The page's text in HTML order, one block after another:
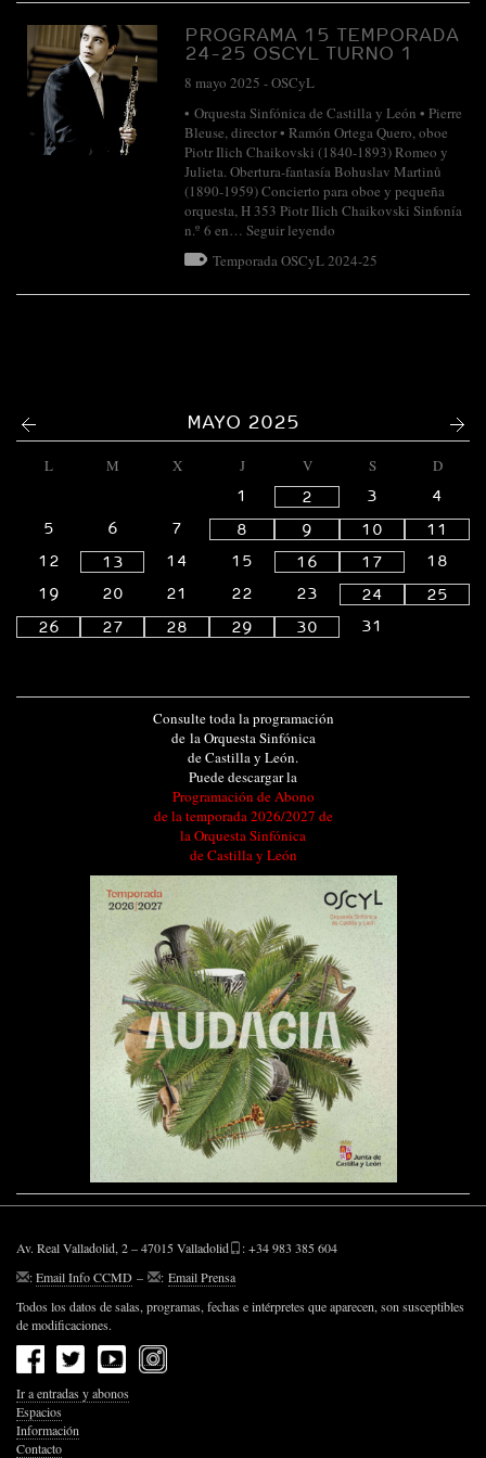
PROGRAMA 15 TEMPORADA
24-25 OSCYL TURNO 1
8 mayo 2025 -OSCyL
• Orquesta Sinfónica de Castilla y León • Pierre
Bleuse, director • Ramón Ortega Quero, oboe
Piotr Ilich Chaikovski (1840-1893) Romeo y
Julieta. Obertura-fantasía Bohuslav Martinů
(1890-1959) Concierto para oboe y pequeña
orquesta, H 353 Piotr Ilich Chaikovski Sinfonía
n.º 6 en… Seguir leyendo
Temporada OSCyL 2024-25
MAYO 2025
L M X J V S
D
1
2 3
4
5
6 7 8 9 10
11
12
13 14 15 16 17
18
19
20 21 22 23 24
25
26
27 28 29 30 31
Consulte toda la programación
de la Orquesta Sinfónica
de Castilla y León.
Puede descargar la
Programación de Abono
de la temporada 2026/2027 de
la Orquesta Sinfónica
de Castilla y León
Av. Real Valladolid, 2 – 47015 Valladolid
: +34 983 385 604
:Email Info CCMD – : Email Prensa
Todos los datos de salas, programas, fechas e intérpretes que aparecen, son susceptibles
de modificaciones.
Ir a entradas y abonos
Espacios
Información
Contacto